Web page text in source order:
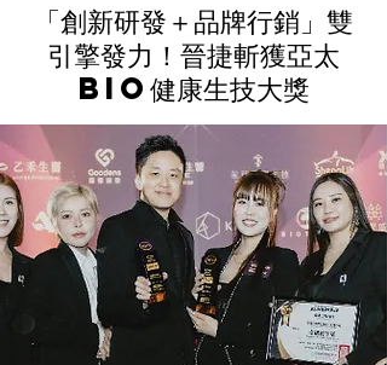
「創新研發＋品牌行銷」雙
引擎發力！晉捷斬獲亞太
BIO健康生技大獎